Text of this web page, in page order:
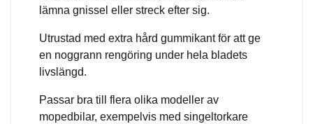
lämna gnissel eller streck efter sig.
Utrustad med extra hård gummikant för att ge
en noggrann rengöring under hela bladets
livslängd.
Passar bra till flera olika modeller av
mopedbilar, exempelvis med singeltorkare